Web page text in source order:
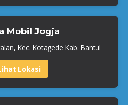
Mobil Jogja
Kec. Kotagede Kab. Bantul
Lokasi